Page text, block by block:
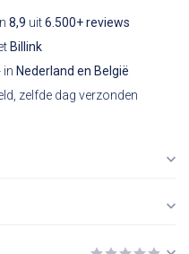
8,9 uit6.500+ reviews
Billink
in Nederland en België
zelfde dag verzonden